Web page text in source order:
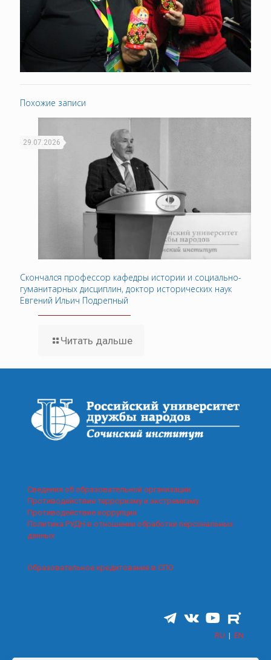
Похожие записи
29.07.2026
Скончался профессор кафедры истории и социально-
гуманитарных дисциплин, доктор исторических наук
Евгений Ильич Подрепный
Читать дальше
Сведения об образовательной организации
Противодействие терроризму и экстремизму
Противодействие коррупции
Политика РУДН в отношении обработки персональных
данных
Образовательное кредитование в СПО
RU | EN